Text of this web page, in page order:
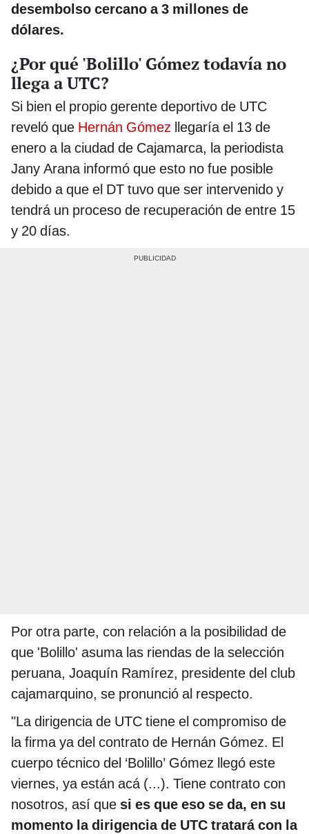
desembolso cercano a 3 millones de
dólares.
¿Por qué 'Bolillo' Gómez todavía no
llega a UTC?
Si bien el propio gerente deportivo de UTC
reveló que Hernán Gómez llegaría el 13 de
enero a la ciudad de Cajamarca, la periodista
Jany Arana informó que esto no fue posible
debido a que el DT tuvo que ser intervenido y
tendrá un proceso de recuperación de entre 15
y 20 días.
Por otra parte, con relación a la posibilidad de
que 'Bolillo' asuma las riendas de la selección
peruana, Joaquín Ramírez, presidente del club
cajamarquino, se pronunció al respecto.
"La dirigencia de UTC tiene el compromiso de
la firma ya del contrato de Hernán Gómez. El
cuerpo técnico del ‘Bolillo’ Gómez llegó este
viernes, ya están acá (...). Tiene contrato con
nosotros, así que si es que eso se da, en su
momento la dirigencia de UTC tratará con la